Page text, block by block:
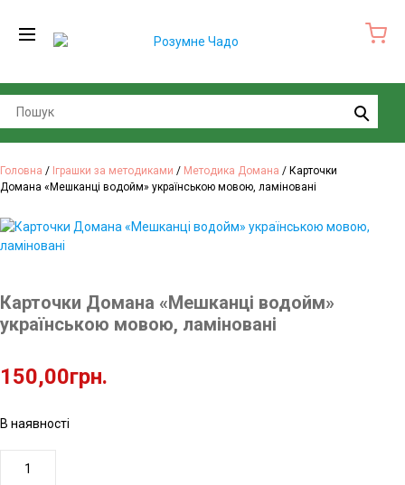
Головна / Іграшки за методиками / Методика Домана / Карточки
Домана «Мешканці водойм» українською мовою, ламіновані
Карточки Домана «Мешканці водойм»
українською мовою, ламіновані
150,00грн.
В наявності
Карточки